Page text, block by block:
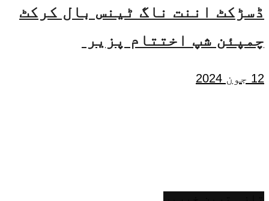
ڈسڑکٹ اننت ناگ ٹینس بال کرکٹ
چمپئن شپ اختتام پزیر
12 جون 2024